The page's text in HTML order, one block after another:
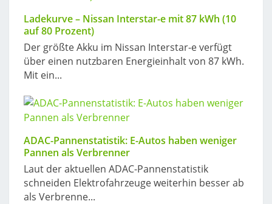
Ladekurve – Nissan Interstar-e mit 87 kWh (10
auf 80 Prozent)
Der größte Akku im Nissan Interstar-e verfügt
über einen nutzbaren Energieinhalt von 87 kWh.
Mit ein...
ADAC-Pannenstatistik: E-Autos haben weniger
Pannen als Verbrenner
Laut der aktuellen ADAC-Pannenstatistik
schneiden Elektrofahrzeuge weiterhin besser ab
als Verbrenne...